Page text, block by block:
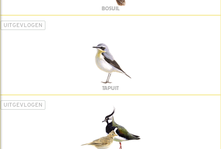
BOSUIL
UITGEVLOGEN
TAPUIT
UITGEVLOGEN